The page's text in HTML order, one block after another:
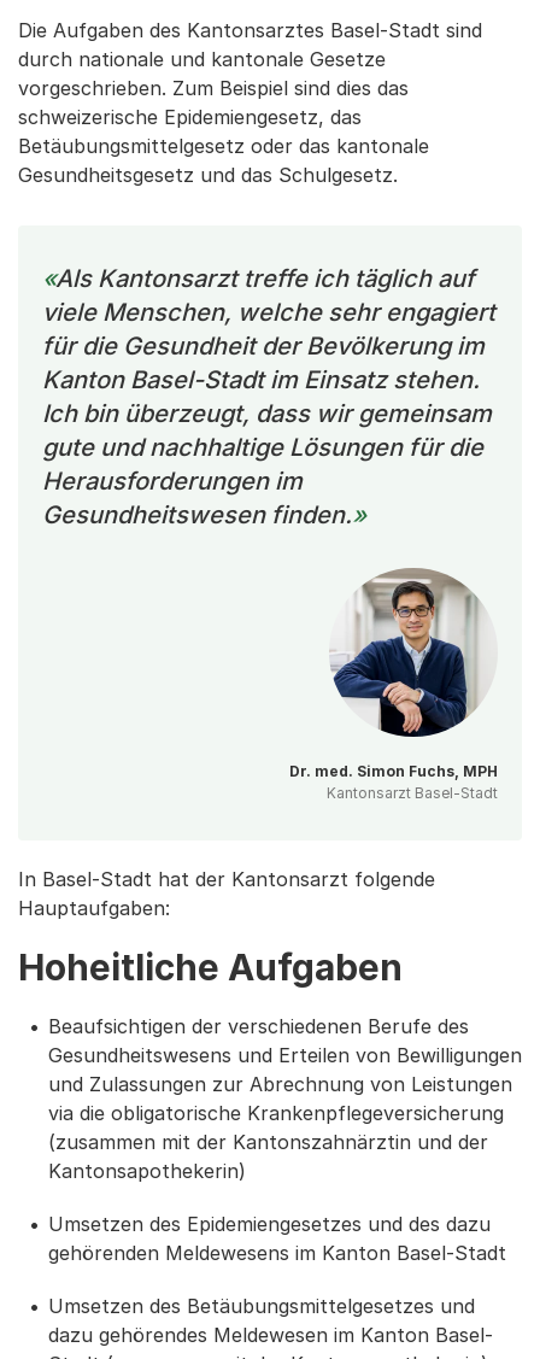
Die Aufgaben des Kantonsarztes Basel-Stadt sind
durch nationale und kantonale Gesetze
vorgeschrieben. Zum Beispiel sind dies das
schweizerische Epidemiengesetz, das
Betäubungsmittelgesetz oder das kantonale
Gesundheitsgesetz und das Schulgesetz.
Als Kantonsarzt treffe ich täglich auf
viele Menschen, welche sehr engagiert
für die Gesundheit der Bevölkerung im
Kanton Basel-Stadt im Einsatz stehen.
Ich bin überzeugt, dass wir gemeinsam
gute und nachhaltige Lösungen für die
Herausforderungen im
Gesundheitswesen finden.
Dr. med. Simon Fuchs, MPH
Kantonsarzt Basel-Stadt
In Basel-Stadt hat der Kantonsarzt folgende
Hauptaufgaben:
Hoheitliche Aufgaben
Beaufsichtigen der verschiedenen Berufe des
Gesundheitswesens und Erteilen von Bewilligungen
und Zulassungen zur Abrechnung von Leistungen
via die obligatorische Krankenpflegeversicherung
(zusammen mit der Kantonszahnärztin und der
Kantonsapothekerin)
Umsetzen des Epidemiengesetzes und des dazu
gehörenden Meldewesens im Kanton Basel-Stadt
Umsetzen des Betäubungsmittelgesetzes und
dazu gehörendes Meldewesen im Kanton Basel-